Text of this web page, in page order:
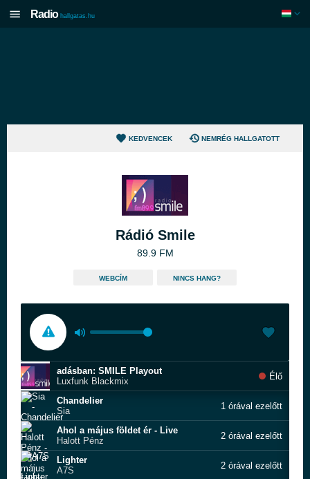
Radio hallgatas.hu
KEDVENCEK NEMRÉG HALLGATOTT
Rádió Smile
89.9 FM
WEBCÍM NINCS HANG?
adásban: SMILE Playout
Luxfunk Blackmix
Élő
Chandelier
Sia
1 órával ezelőtt
Ahol a május földet ér - Live
Halott Pénz
2 órával ezelőtt
Lighter
A7S
2 órával ezelőtt